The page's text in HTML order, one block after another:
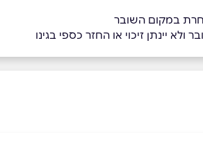
במקום השובר
יינתן זיכוי או החזר כספי בגינו